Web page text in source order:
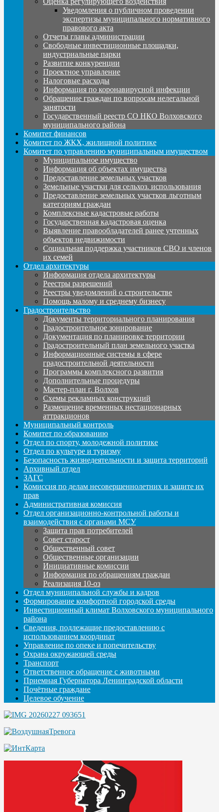
Уведомления о публичном проведении
экспертизы муниципального нормативного
правового акта
Отчеты главы администрации
Свободные инвестиционные площадки,
индустриальные парки
Развитие конкуренции
Проектное управление
Налоговые расходы
Информация по коронавирусной инфекции
Обращение граждан по вопросам нелегальной
занятости
Государственный реестр СО НКО Волховского
муниципального района
Комитет финансов
Комитет по ЖКХ, жилищной политике
Комитет по управлению муниципальным имуществом
Муниципальное имущество
Информация об объектах имущества
Предоставление земельных участков
Земельные участки для сельхоз. использования
Предоставление земельных участков льготным
категориям граждан
Комплексные кадастровые работы
Государственная кадастровая оценка
Выявление правообладателей ранее учтенных
объектов недвижимости
Социальная поддержка участников СВО и членов
их семей
Отдел архитектуры
Информация отдела архитектуры
Реестры разрешений
Реестры уведомлений о строительстве
Помощь малому и среднему бизнесу
Градостроительство
Документы территориального планирования
Градостроительное зонирование
Документация по планировке территории
Градостроительный план земельного участка
Информационные системы в сфере
градостроительной деятельности
Программы комплексного развития
Дополнительные процедуры
Мастер-план г. Волхов
Схемы рекламных конструкций
Размещение временных нестационарных
аттракционов
Муниципальный контроль
Комитет по образованию
Отдел по спорту, молодежной политике
Отдел по культуре и туризму
Безопасность жизнедеятельности и защита территорий
Архивный отдел
ЗАГС
Комиссия по делам несовершеннолетних и защите их
прав
Административная комиссия
Отдел организационно-контрольной работы и
взаимодействия с органами МСУ
Защита прав потребителей
Совет старост
Общественный совет
Общественные организации
Инициативные комиссии
Информация по обращениям граждан
Реализация 10-оз
Отдел муниципальной службы и кадров
Формирование комфортной городской среды
Инвестиционный климат Волховского муниципального
района
Сведения, подлежащие предоставлению с
использованием координат
Управление по опеке и попечительству
Охрана окружающей среды
Транспорт
Ответственное обращение с животными
Приемная Губернатора Ленинградской области
Почётные граждане
Целевое обучение